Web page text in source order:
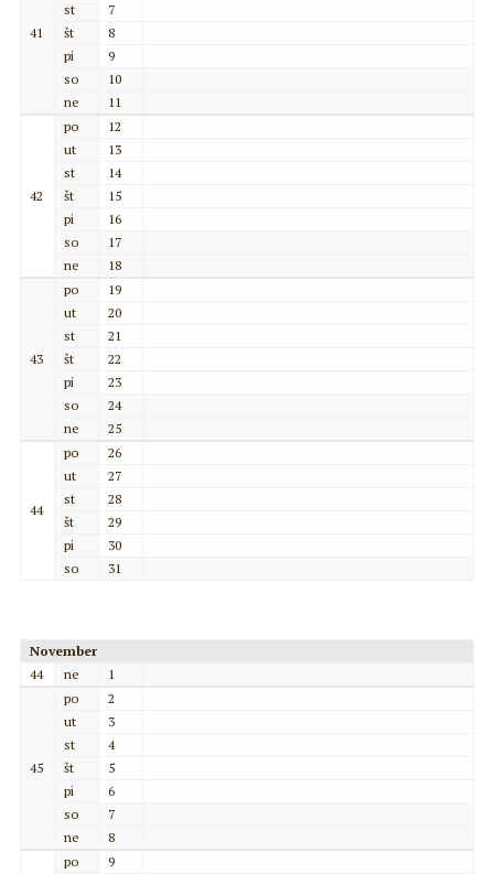
41
st
7
št
8
pi
9
so
10
ne
11
42
po
12
ut
13
st
14
št
15
pi
16
so
17
ne
18
43
po
19
ut
20
st
21
št
22
pi
23
so
24
ne
25
44
po
26
ut
27
st
28
št
29
pi
30
so
31
November
44
ne 1
45
po
2
ut
3
st
4
št
5
pi
6
so
7
ne
8
po
9